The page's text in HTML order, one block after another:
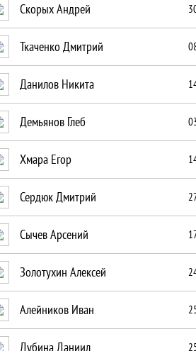
Скорых Андрей
Ткаченко Дмитрий
Данилов Никита
Демьянов Глеб
Хмара Егор
Сердюк Дмитрий
Сычев Арсений
Золотухин Алексей
Алейников Иван
Дубина Даниил